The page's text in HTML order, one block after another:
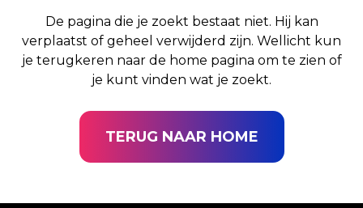
De pagina die je zoekt bestaat niet. Hij kan
verplaatst of geheel verwijderd zijn. Wellicht kun
je terugkeren naar de home pagina om te zien of
je kunt vinden wat je zoekt.
TERUG NAAR HOME